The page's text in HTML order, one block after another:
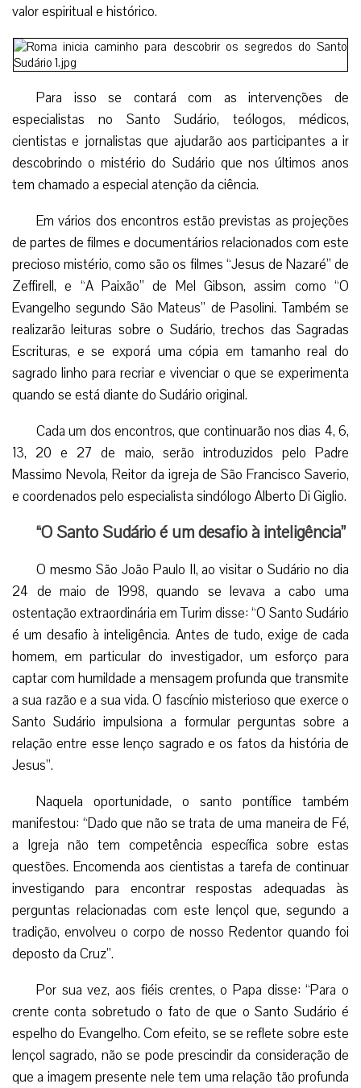
valor espiritual e histórico.
Para isso se contará com as intervenções de
especialistas no Santo Sudário, teólogos, médicos,
cientistas e jornalistas que ajudarão aos participantes a ir
descobrindo o mistério do Sudário que nos últimos anos
tem chamado a especial atenção da ciência.
Em vários dos encontros estão previstas as projeções
de partes de filmes e documentários relacionados com este
precioso mistério, como são os filmes “Jesus de Nazaré” de
Zeffirell, e “A Paixão” de Mel Gibson, assim como “O
Evangelho segundo São Mateus” de Pasolini. Também se
realizarão leituras sobre o Sudário, trechos das Sagradas
Escrituras, e se exporá uma cópia em tamanho real do
sagrado linho para recriar e vivenciar o que se experimenta
quando se está diante do Sudário original.
Cada um dos encontros, que continuarão nos dias 4, 6,
13, 20 e 27 de maio, serão introduzidos pelo Padre
Massimo Nevola, Reitor da igreja de São Francisco Saverio,
e coordenados pelo especialista sindólogo Alberto Di Giglio.
“O Santo Sudário é um desafio à inteligência”
O mesmo São João Paulo II, ao visitar o Sudário no dia
24 de maio de 1998, quando se levava a cabo uma
ostentação extraordinária em Turim disse: “O Santo Sudário
é um desafio à inteligência. Antes de tudo, exige de cada
homem, em particular do investigador, um esforço para
captar com humildade a mensagem profunda que transmite
a sua razão e a sua vida. O fascínio misterioso que exerce o
Santo Sudário impulsiona a formular perguntas sobre a
relação entre esse lenço sagrado e os fatos da história de
Jesus”.
Naquela oportunidade, o santo pontífice também
manifestou: “Dado que não se trata de uma maneira de Fé,
a Igreja não tem competência específica sobre estas
questões. Encomenda aos cientistas a tarefa de continuar
investigando para encontrar respostas adequadas às
perguntas relacionadas com este lençol que, segundo a
tradição, envolveu o corpo de nosso Redentor quando foi
deposto da Cruz”.
Por sua vez, aos fiéis crentes, o Papa disse: “Para o
crente conta sobretudo o fato de que o Santo Sudário é
espelho do Evangelho. Com efeito, se se reflete sobre este
lençol sagrado, não se pode prescindir da consideração de
que a imagem presente nele tem uma relação tão profunda